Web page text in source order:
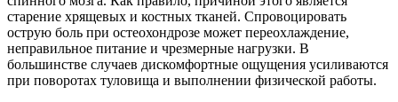
старение хрящевых и костных тканей. Спровоцировать
острую боль при остеохондрозе может переохлаждение,
неправильное питание и чрезмерные нагрузки. В
большинстве случаев дискомфортные ощущения усиливаются
при поворотах туловища и выполнении физической работы.